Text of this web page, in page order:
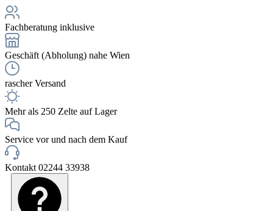
Fachberatung inklusive
Geschäft (Abholung) nahe Wien
rascher Versand
Mehr als 250 Zelte auf Lager
Service vor und nach dem Kauf
Kontakt 02244 33938